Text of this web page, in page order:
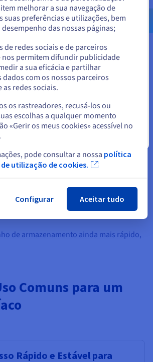
experiência mais fluida.
de alto desempenho – Cada servidor
com RAM dedicada, núcleos vCPU e
Perfeito para sites de e-commerce,
e cargas de trabalho de análise.
com escalabilidade fácil – Comece
recursos como RAM, núcleos de CPU
disco em apenas alguns cliques. A
simples a encomenda de recursos à
seus projetos evoluem.
conformidade europeia – Alojamento
alinhar-se com o RGPD e as leis de
austríacas, enquanto beneficia da
da OVHcloud por design.
escolha umVPS Não Gerido para
seu ambiente como desejar.
Ubuntu, CentOS, ou opte porVPS
se adequar aos requisitos do seu
de armazenamento ainda mais rápido,
Comuns para um
Rápido e Estável para
Inglês USD - $
ou
atual
website
melhorar a sua navegação de
suas preferências e utilizações, bem
das nossas páginas;
de redes sociais e de parceiros
nos permitem difundir publicidade
a sua eficácia e partilhar
com os nossos parceiros
redes sociais.
os rastreadores, recusá-los ou
escolhas a qualquer momento
«Gerir os meus cookies» acessível no
pode consultar a nossa política
utilização de cookies.
Configurar Aceitar tudo